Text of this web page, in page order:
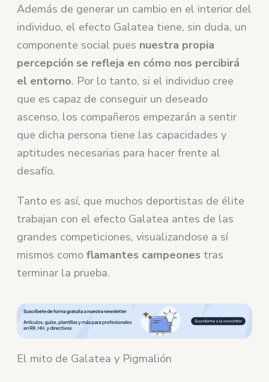
Además de generar un cambio en el interior del
individuo, el efecto Galatea tiene, sin duda, un
componente social pues nuestra propia
percepción se refleja en cómo nos percibirá
el entorno. Por lo tanto, si el individuo cree
que es capaz de conseguir un deseado
ascenso, los compañeros empezarán a sentir
que dicha persona tiene las capacidades y
aptitudes necesarias para hacer frente al
desafío.
Tanto es así, que muchos deportistas de élite
trabajan con el efecto Galatea antes de las
grandes competiciones, visualizandose a sí
mismos comoflamantes campeones tras
terminar la prueba.
El mito de Galatea y Pigmalión